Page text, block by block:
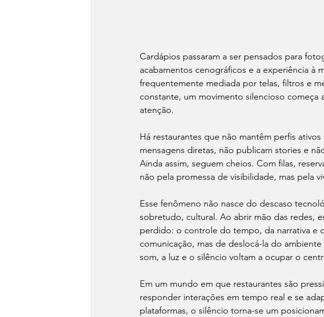
Cardápios passaram a ser pensados para
acabamentos cenográficos e a experiência à
frequentemente mediada por telas, filtros e
constante, um movimento silencioso começa
atenção.
Há restaurantes que não mantêm perfis
mensagens diretas, não publicam stories e
Ainda assim, seguem cheios. Com filas,
não pela promessa de visibilidade, mas pela
Esse fenômeno não nasce do descaso
sobretudo, cultural. Ao abrir mão das redes,
perdido: o controle do tempo, da narrativa e
comunicação, mas de deslocá-la do
som, a luz e o silêncio voltam a ocupar o
Em um mundo em que restaurantes são
responder interações em tempo real e se
plataformas, o silêncio torna-se um